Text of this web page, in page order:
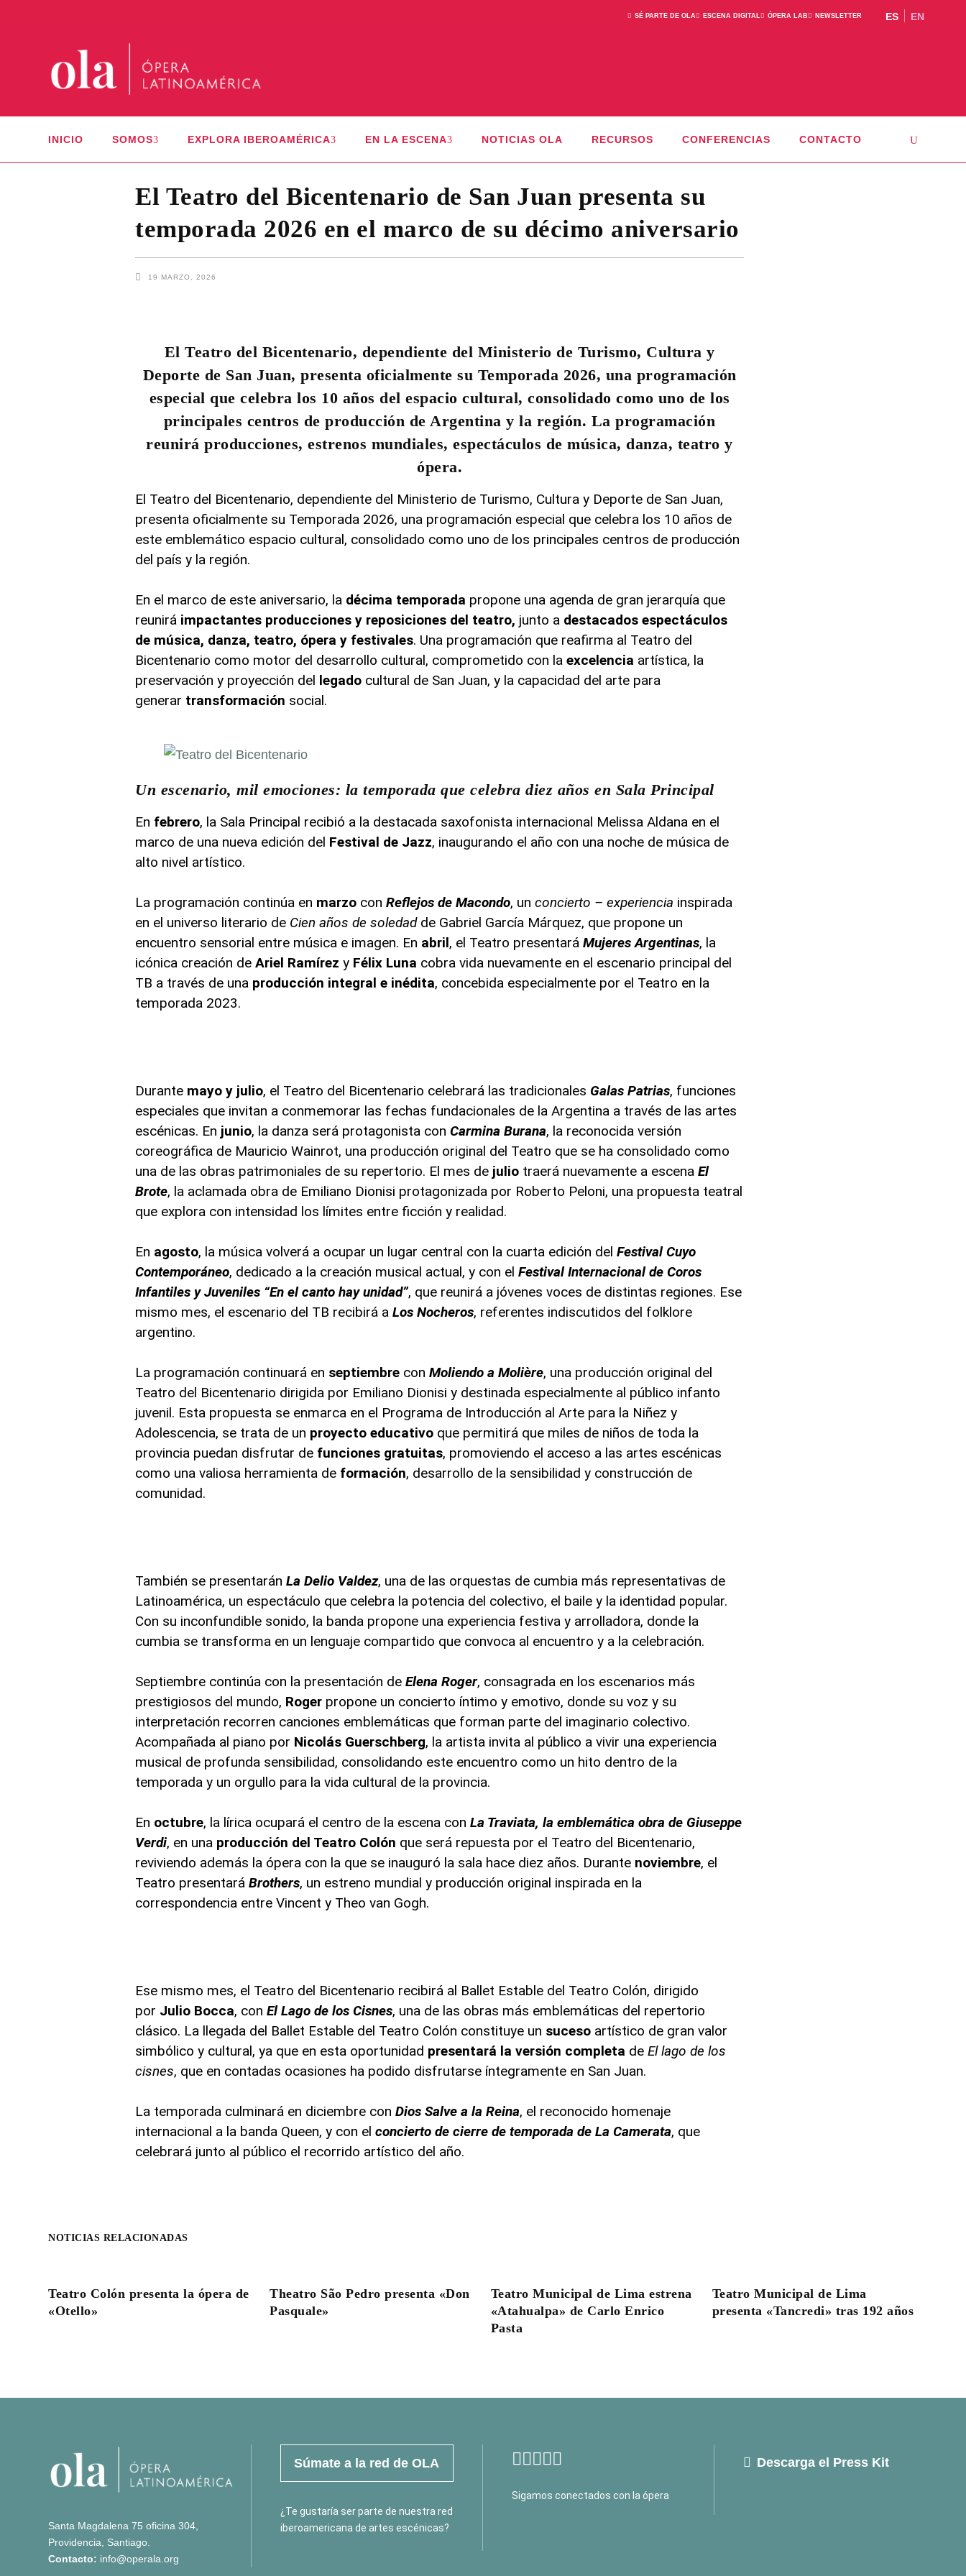
SÉ PARTE DE OLA ESCENA DIGITAL ÓPERA LAB NEWSLETTER ES EN
INICIO SOMOS EXPLORA IBEROAMÉRICA EN LA ESCENA NOTICIAS OLA RECURSOS CONFERENCIAS CONTACTO
El Teatro del Bicentenario de San Juan presenta su
temporada 2026 en el marco de su décimo aniversario
19 MARZO, 2026
El Teatro del Bicentenario, dependiente del Ministerio de Turismo, Cultura y
Deporte de San Juan, presenta oficialmente su Temporada 2026, una programación
especial que celebra los 10 años del espacio cultural, consolidado como uno de los
principales centros de producción de Argentina y la región. La programación
reunirá producciones, estrenos mundiales, espectáculos de música, danza, teatro y
ópera.
El Teatro del Bicentenario, dependiente del Ministerio de Turismo, Cultura y Deporte de San Juan,
presenta oficialmente su Temporada 2026, una programación especial que celebra los 10 años de
este emblemático espacio cultural, consolidado como uno de los principales centros de producción
del país y la región.
En el marco de este aniversario, la décima temporada propone una agenda de gran jerarquía que
reunirá impactantes producciones y reposiciones del teatro, junto a destacados espectáculos
de música, danza, teatro, ópera y festivales. Una programación que reafirma al Teatro del
Bicentenario como motor del desarrollo cultural, comprometido con laexcelencia artística, la
preservación y proyección del legado cultural de San Juan, y la capacidad del arte para
generar transformación social.
Un escenario, mil emociones: la temporada que celebra diez años en Sala Principal
En febrero, la Sala Principal recibió a la destacada saxofonista internacional Melissa Aldana en el
marco de una nueva edición del Festival de Jazz, inaugurando el año con una noche de música de
alto nivel artístico.
La programación continúa en marzo conReflejos de Macondo, unconcierto – experiencia inspirada
en el universo literario de Cien años de soledadde Gabriel García Márquez, que propone un
encuentro sensorial entre música e imagen. En abril, el Teatro presentaráMujeres Argentinas, la
icónica creación deAriel Ramírez y Félix Luna cobra vida nuevamente en el escenario principal del
TB a través de una producción integral e inédita, concebida especialmente por el Teatro en la
temporada 2023.
Durante mayo y julio, el Teatro del Bicentenario celebrará las tradicionales Galas Patrias, funciones
especiales que invitan a conmemorar las fechas fundacionales de la Argentina a través de las artes
escénicas. En junio, la danza será protagonista conCarmina Burana, la reconocida versión
coreográfica de Mauricio Wainrot, una producción original del Teatro que se ha consolidado como
una de las obras patrimoniales de su repertorio. El mes de julio traerá nuevamente a escenaEl
Brote, la aclamada obra de Emiliano Dionisi protagonizada por Roberto Peloni, una propuesta teatral
que explora con intensidad los límites entre ficción y realidad.
En agosto, la música volverá a ocupar un lugar central con la cuarta edición delFestival Cuyo
Contemporáneo, dedicado a la creación musical actual, y con elFestival Internacional de Coros
Infantiles y Juveniles “En el canto hay unidad”, que reunirá a jóvenes voces de distintas regiones. Ese
mismo mes, el escenario del TB recibirá a Los Nocheros, referentes indiscutidos del folklore
argentino.
La programación continuará en septiembre conMoliendo a Molière, una producción original del
Teatro del Bicentenario dirigida por Emiliano Dionisi y destinada especialmente al público infanto
juvenil. Esta propuesta se enmarca en el Programa de Introducción al Arte para la Niñez y
Adolescencia, se trata de un proyecto educativo que permitirá que miles de niños de toda la
provincia puedan disfrutar de funciones gratuitas, promoviendo el acceso a las artes escénicas
como una valiosa herramienta de formación, desarrollo de la sensibilidad y construcción de
comunidad.
También se presentaránLa Delio Valdez, una de las orquestas de cumbia más representativas de
Latinoamérica, un espectáculo que celebra la potencia del colectivo, el baile y la identidad popular.
Con su inconfundible sonido, la banda propone una experiencia festiva y arrolladora, donde la
cumbia se transforma en un lenguaje compartido que convoca al encuentro y a la celebración.
Septiembre continúa con la presentación deElena Roger, consagrada en los escenarios más
prestigiosos del mundo, Roger propone un concierto íntimo y emotivo, donde su voz y su
interpretación recorren canciones emblemáticas que forman parte del imaginario colectivo.
Acompañada al piano por Nicolás Guerschberg, la artista invita al público a vivir una experiencia
musical de profunda sensibilidad, consolidando este encuentro como un hito dentro de la
temporada y un orgullo para la vida cultural de la provincia.
En octubre, la lírica ocupará el centro de la escena conLa Traviata, la emblemática obra de Giuseppe
Verdi, en una producción del Teatro Colón que será repuesta por el Teatro del Bicentenario,
reviviendo además la ópera con la que se inauguró la sala hace diez años. Durante noviembre, el
Teatro presentaráBrothers, un estreno mundial y producción original inspirada en la
correspondencia entre Vincent y Theo van Gogh.
Ese mismo mes, el Teatro del Bicentenario recibirá al Ballet Estable del Teatro Colón, dirigido
por Julio Bocca, conEl Lago de los Cisnes, una de las obras más emblemáticas del repertorio
clásico. La llegada del Ballet Estable del Teatro Colón constituye un suceso artístico de gran valor
simbólico y cultural, ya que en esta oportunidad presentará la versión completa deEl lago de los
cisnes, que en contadas ocasiones ha podido disfrutarse íntegramente en San Juan.
La temporada culminará en diciembre conDios Salve a la Reina, el reconocido homenaje
internacional a la banda Queen, y con el concierto de cierre de temporada de La Camerata, que
celebrará junto al público el recorrido artístico del año.
NOTICIAS RELACIONADAS
Teatro Colón presenta la ópera de
«Otello»
Theatro São Pedro presenta «Don
Pasquale»
Teatro Municipal de Lima estrena
«Atahualpa» de Carlo Enrico
Pasta
Teatro Municipal de Lima
presenta «Tancredi» tras 192 años
Santa Magdalena 75 oficina 304,
Providencia, Santiago.
Contacto: info@operala.org
Súmate a la red de OLA
¿Te gustaría ser parte de nuestra red
iberoamericana de artes escénicas?
Sigamos conectados con la ópera
Descarga el Press Kit